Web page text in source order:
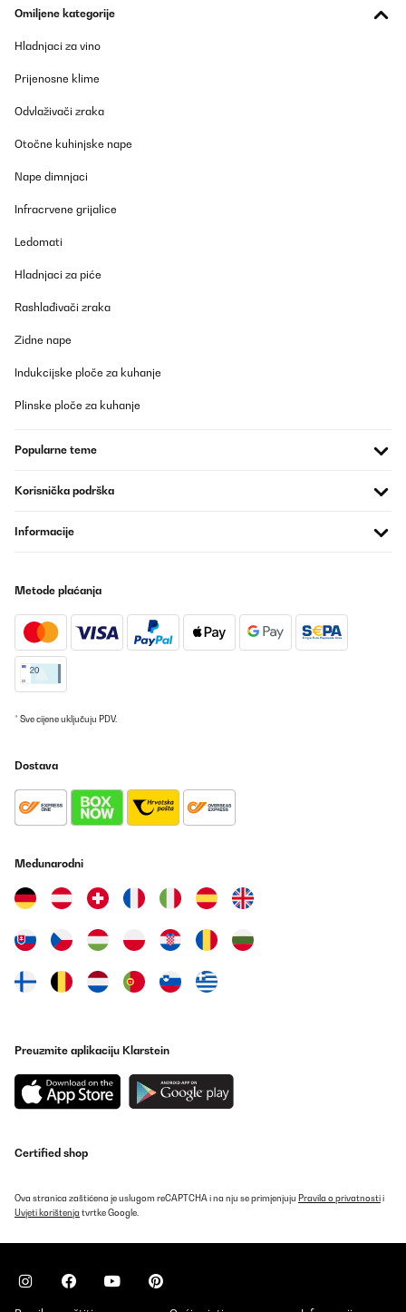
Omiljene kategorije
Hladnjaci za vino
Prijenosne klime
Odvlaživači zraka
Otočne kuhinjske nape
Nape dimnjaci
Infracrvene grijalice
Ledomati
Hladnjaci za piće
Rashlađivači zraka
Zidne nape
Indukcijske ploče za kuhanje
Plinske ploče za kuhanje
Popularne teme
Korisnička podrška
Informacije
Metode plaćanja
* Sve cijene uključuju PDV.
Dostava
Međunarodni
Preuzmite aplikaciju Klarstein
Certified shop
Ova stranica zaštićena je uslugom reCAPTCHA i na nju se primjenjuju Pravila o privatnostii
Uvjeti korištenja tvrtke Google.